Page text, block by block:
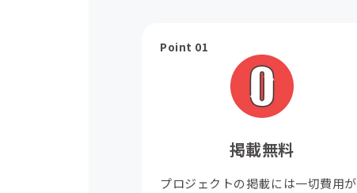
Point 01
掲載無料
プロジェクトの掲載には一切費用が